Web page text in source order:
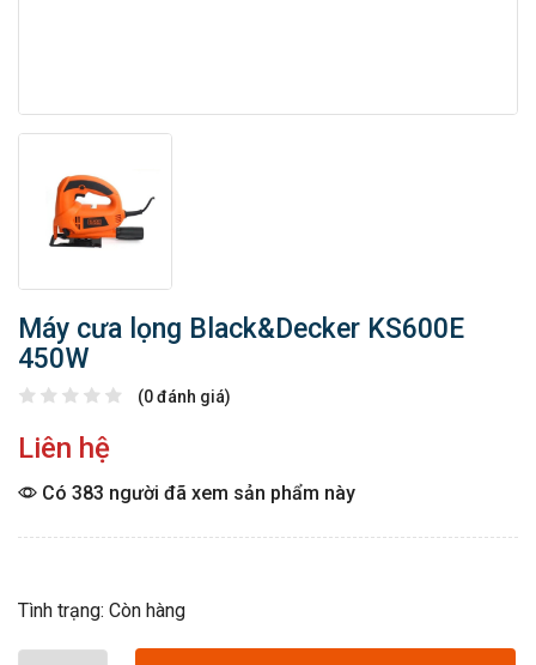
Máy cưa lọng Black&Decker KS600E
450W
(0 đánh giá)
Liên hệ
Có 383 người đã xem sản phẩm này
Tình trạng: Còn hàng